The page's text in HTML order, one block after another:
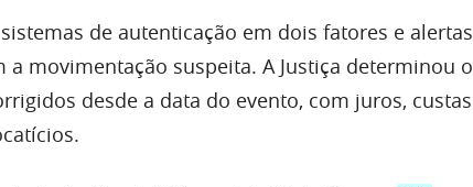
de autenticação em dois fatores e alertas
movimentação suspeita. A Justiça determinou o
desde a data do evento, com juros, custas